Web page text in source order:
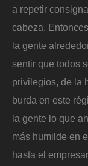
a repetir
cabeza.
la gente
sentir que todos
privilegios, de la
burda en este
la gente lo que
más humilde en
hasta el